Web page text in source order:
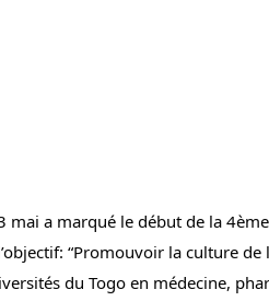
mai a marqué le début de la
“Promouvoir la culture de
du Togo en médecine,